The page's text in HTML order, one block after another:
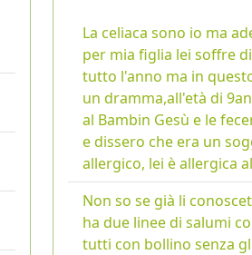
La celiaca sono io ma
per mia figlia lei soffre
tutto l'anno ma in
un dramma,all'età di
al Bambin Gesù e le
e dissero che era un
allergico, lei è allergica
Non so se già li
ha due linee di salumi
tutti con bollino senza